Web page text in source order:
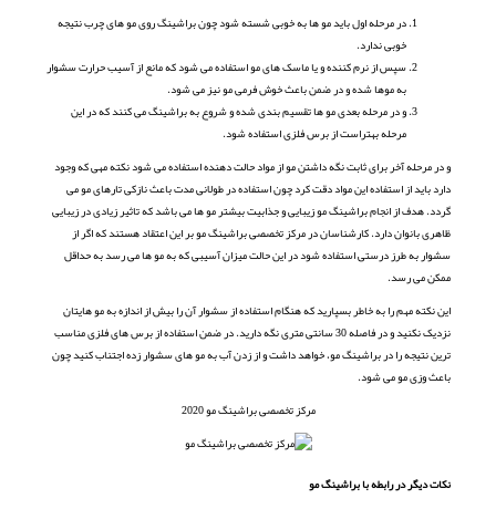
در مرحله اول باید مو ها به خوبی شسته شود چون براشینگ روی مو های چرب نتیجه
خوبی ندارد.
سپس از نرم کننده و یا ماسک های مو استفاده می شود که مانع از آسیب حرارت سشوار
به موها شده و در ضمن باعث خوش فرمی مو نیز می شود.
و در مرحله بعدی مو ها تقسیم بندی شده و شروع به براشینگ می کنند که در این
مرحله بهتراست از برس فلزی استفاده شود.
و در مرحله آخر برای ثابت نگه داشتن مو از مواد حالت دهنده استفاده می شود نکته مهی که وجود
دارد باید از استفاده این مواد دقت کرد چون استفاده در طولانی مدت باعث نازکی تارهای مو می
گردد. هدف از انجام براشینگ مو زیبایی و جذابیت بیشتر مو ها می باشد که تاثیر زیادی در زیبایی
ظاهری بانوان دارد. کارشناسان در مرکز تخصصی براشینگ مو بر این اعتقاد هستند که اگر از
سشوار به طرز درستی استفاده شود در این حالت میزان آسیبی که به مو ها می رسد به حداقل
ممکن می رسد.
این نکته مهم را به خاطر بسپارید که هنگام استفاده از سشوار آن را بیش از اندازه به مو هایتان
نزدیک نکنید و در فاصله 30 سانتی متری نگه دارید. در ضمن استفاده از برس های فلزی مناسب
ترین نتیجه را در براشینگ مو، خواهد داشت و از زدن آب به مو های سشوار زده اجتناب کنید چون
باعث وزی مو می شود.
مرکز تخصصی براشینگ مو 2020
نکات دیگر در رابطه با براشینگ مو